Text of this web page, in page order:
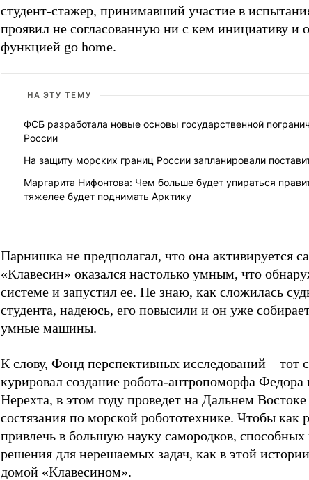
студент-стажер, принимавший участие в
проявил не согласованную ни с кем инициативу и
функцией go home.
НА ЭТУ ТЕМУ
ФСБ разработала новые основы государственной
России
На защиту морских границ России запланировали
Маргарита Нифонтова: Чем больше будет упираться
тяжелее будет поднимать Арктику
Парнишка не предполагал, что она активируется
«Клавесин» оказался настолько умным, что
системе и запустил ее. Не знаю, как сложилась
студента, надеюсь, его повысили и он уже
умные машины.
К слову, Фонд перспективных исследований – тот
курировал создание робота-антропоморфа Федора
Нерехта, в этом году проведет на Дальнем
состязания по морской робототехнике. Чтобы как
привлечь в большую науку самородков, способных
решения для нерешаемых задач, как в этой
домой «Клавесином».